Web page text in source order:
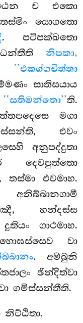
ච එකො
යොගතො
. පටිපක්ඛතො
නිපකා,
‘‘එකග්ගචිත්තා
සාතිසයාය
‘‘සතිමන්තො’’ති.
මගා
එවං
අනුපද්දුතා
දෙවපුත්තො
එවමාහ.
අනිබ්බානගාමී
හන්දස්ස
ගාථමාහ.
වා
. අම්බුනි
ඡින්දිත්වා
ගමිස්සන්තීති.